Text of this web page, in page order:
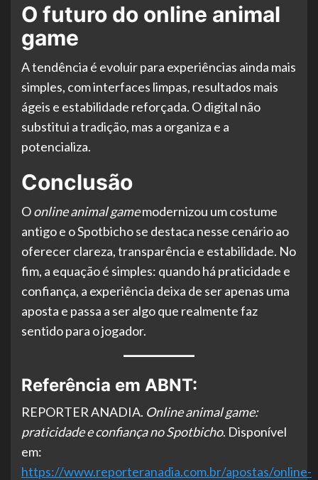
O futuro do online animal
game
A tendência é evoluir para experiências ainda mais
simples, com interfaces limpas, resultados mais
ágeis e estabilidade reforçada. O digital não
substitui a tradição, mas a organiza e a
potencializa.
Conclusão
Oonline animal gamemodernizou um costume
antigo e o Spotbicho se destaca nesse cenário ao
oferecer clareza, transparência e estabilidade. No
fim, a equação é simples: quando há praticidade e
confiança, a experiência deixa de ser apenas uma
aposta e passa a ser algo que realmente faz
sentido para o jogador.
Referência em ABNT:
REPORTER ANADIA. Online animal game:
praticidade e confiança no Spotbicho. Disponível
em:
https://www.reporteranadia.com.br/apostas/online-